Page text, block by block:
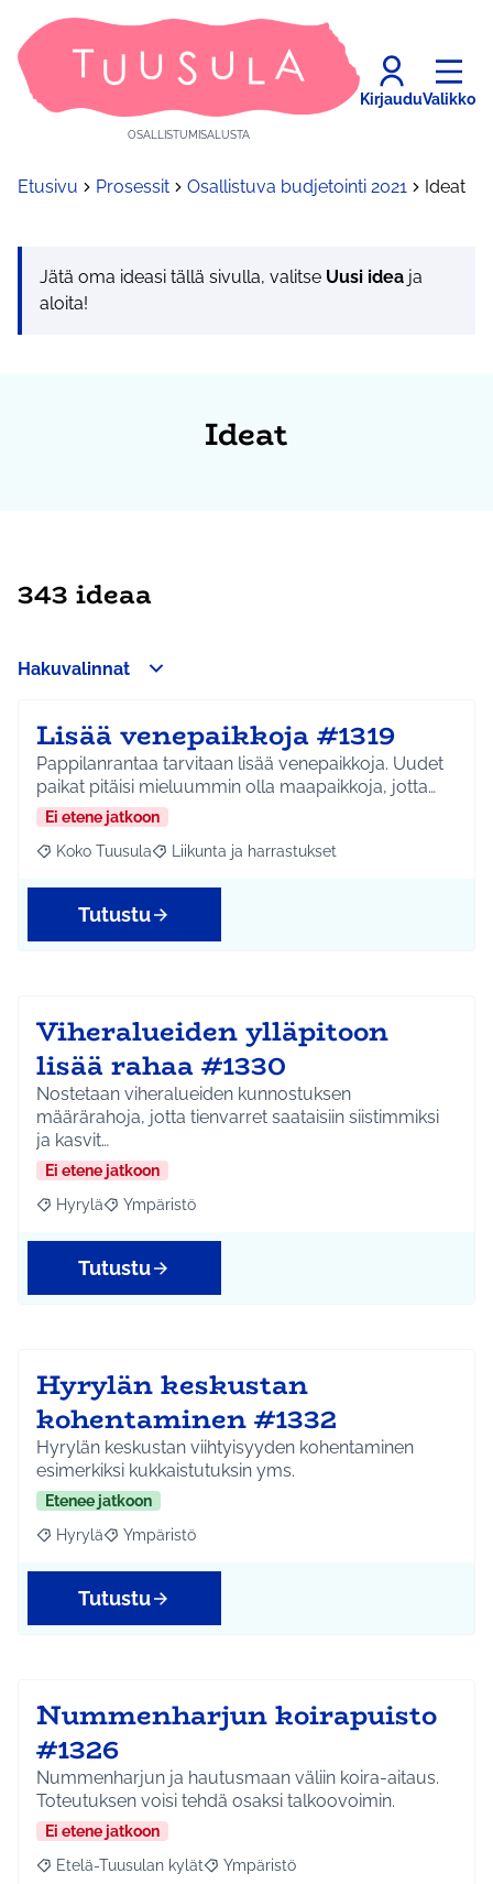
OSALLISTUMISALUSTA
KirjauduValikko
Etusivu Prosessit Osallistuva budjetointi 2021 Ideat
Jätä oma ideasi tällä sivulla, valitse Uusi idea ja
aloita!
Ideat
343 ideaa
Hakuvalinnat
Lisää venepaikkoja #1319
Pappilanrantaa tarvitaan lisää venepaikkoja. Uudet
paikat pitäisi mieluummin olla maapaikkoja, jotta…
Ei etene jatkoon
Rajaa tulokset aihepiirin mukaan: Koko Tuusula
Koko Tuusula Rajaa tulokset teeman mukaan: Liikunta ja
Liikunta ja harrastukset
Tutustu
Viheralueiden ylläpitoon
lisää rahaa #1330
Nostetaan viheralueiden kunnostuksen
määrärahoja, jotta tienvarret saataisiin siistimmiksi
ja kasvit…
Ei etene jatkoon
Rajaa tulokset aihepiirin mukaan: Hyrylä
Hyrylä Rajaa tulokset teeman mukaan: Ympäristö
Ympäristö
Tutustu
Hyrylän keskustan
kohentaminen #1332
Hyrylän keskustan viihtyisyyden kohentaminen
esimerkiksi kukkaistutuksin yms.
Etenee jatkoon
Rajaa tulokset aihepiirin mukaan: Hyrylä
Hyrylä Rajaa tulokset teeman mukaan: Ympäristö
Ympäristö
Tutustu
Nummenharjun koirapuisto
#1326
Nummenharjun ja hautusmaan väliin koira-aitaus.
Toteutuksen voisi tehdä osaksi talkoovoimin.
Ei etene jatkoon
Rajaa tulokset aihepiirin mukaan: Etelä-Tuusulan kylät
Etelä-Tuusulan kylät Rajaa tulokset teeman mukaan:
Ympäristö